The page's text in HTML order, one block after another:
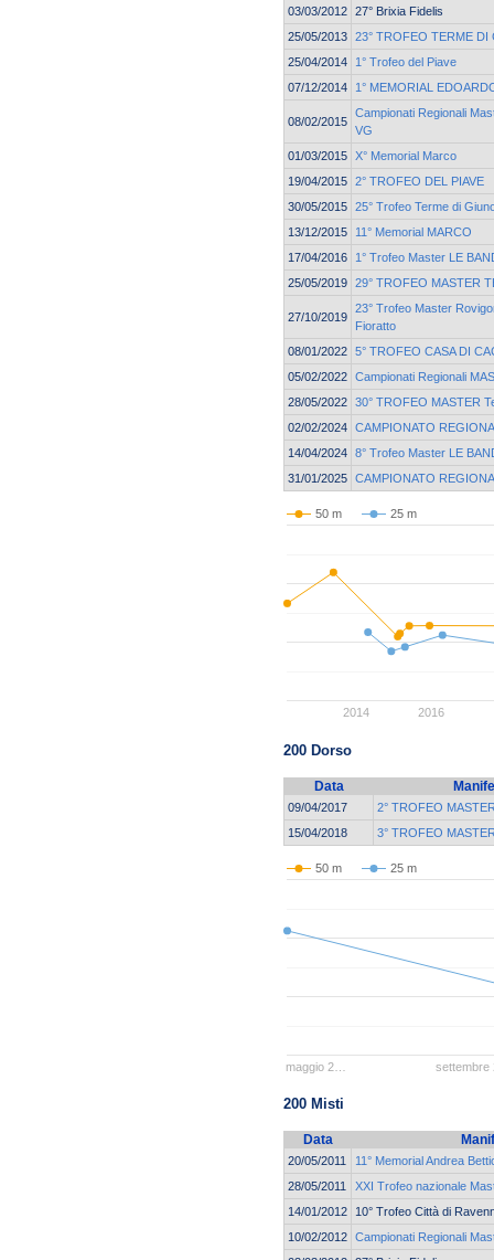
03/03/2012 27° Brixia Fidelis
25/05/2013 23° TROFEO TERME DI
25/04/2014
1° Trofeo del Piave
07/12/2014
1° MEMORIAL
08/02/2015
Campionati Regionali
VG
01/03/2015 X° Memorial Marco
19/04/2015 2° TROFEO DEL PIAVE
30/05/2015 25° Trofeo Terme di
13/12/2015
11° Memorial MARCO
17/04/2016
1° Trofeo Master LE
25/05/2019 29° TROFEO MASTER
27/10/2019
23° Trofeo Master
Fioratto
08/01/2022 5° TROFEO CASA DI
05/02/2022 Campionati Regionali
28/05/2022 30° TROFEO MASTER
02/02/2024 CAMPIONATO
14/04/2024 8° Trofeo Master LE
31/01/2025 CAMPIONATO
50 m 25 m
2014 2016
200 Dorso
Data
09/04/2017
2° TROFEO
15/04/2018
3° TROFEO
50 m 25 m
maggio 2… settembre
200 Misti
Data
20/05/2011
11° Memorial Andrea
28/05/2011
XXI Trofeo nazionale
14/01/2012
10° Trofeo Città di
10/02/2012 Campionati Regionali